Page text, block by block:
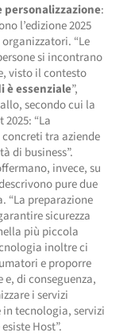
personalizzazione:
l’edizione 2025
“Le
si incontrano
visto il contesto
è essenziale”,
secondo cui la
“La
tra aziende
di business”.
invece, su
pure due
“La preparazione
sicurezza
più piccola
inoltre ci
e proporre
e, di conseguenza,
i servizi
tecnologia, servizi
Host”.